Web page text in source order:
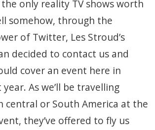
only reality TV shows worth
somehow, through the
of Twitter, Les Stroud’s
decided to contact us and
cover an event here in
As we’ll be travelling
central or South America at the
they’ve offered to fly us